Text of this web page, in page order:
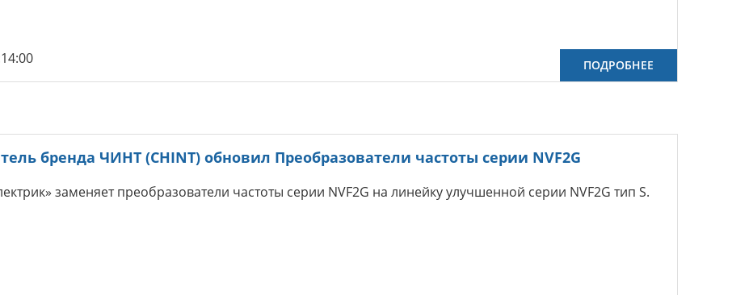
ПОДРОБНЕЕ
бренда ЧИНТ (CHINT) обновил Преобразователи частоты серии NVF2G
заменяет преобразователи частоты серии NVF2G на линейку улучшенной серии NVF2G тип S.